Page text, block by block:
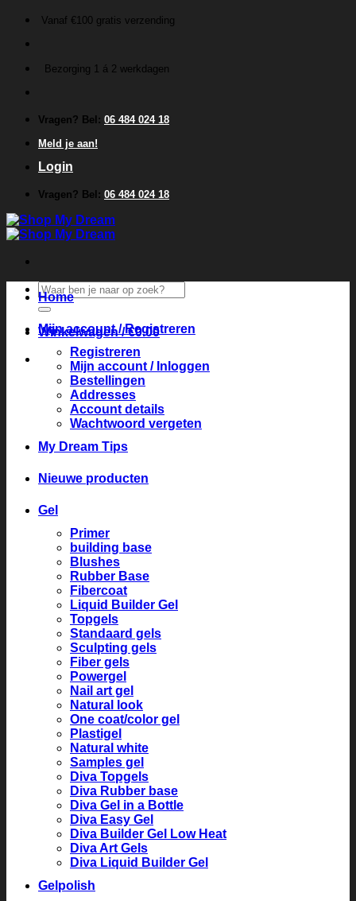
inhoud
Vanaf €100 gratis verzending
Bezorging 1 á 2 werkdagen
Vragen? Bel: 06 484 024 18
Meld je aan!
Login
Vragen? Bel: 06 484 024 18
Zoeken
naar:
Winkelwagen /€0.00
Home
Mijn account / Registreren
Registreren
Mijn account / Inloggen
Bestellingen
Addresses
Account details
Wachtwoord vergeten
My Dream Tips
Nieuwe producten
Gel
Primer
building base
Blushes
Rubber Base
Fibercoat
Liquid Builder Gel
Topgels
Standaard gels
Sculpting gels
Fiber gels
Powergel
Nail art gel
Natural look
One coat/color gel
Plastigel
Natural white
Samples gel
Diva Topgels
Diva Rubber base
Diva Gel in a Bottle
Diva Easy Gel
Diva Builder Gel Low Heat
Diva Art Gels
Diva Liquid Builder Gel
Gelpolish